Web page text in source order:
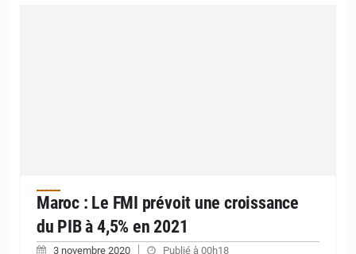
Maroc : Le FMI prévoit une croissance
du PIB à 4,5% en 2021
3 novembre 2020 Publié à 00h18